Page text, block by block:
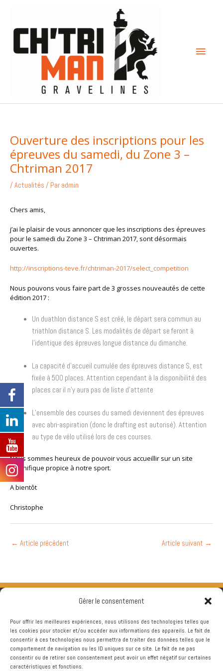
Gérer le consentement
Pour offrir les meilleures expériences, nous utilisons des technologies telles que
les cookies pour stocker et/ou accéder aux informations des appareils. Le fait de
consentir à ces technologies nous permettra de traiter des données telles que le
comportement de navigation ou les ID uniques sur ce site. Le fait de ne pas
consentir ou de retirer son consentement peut avoir un effet négatif sur certaines
caractéristiques et fonctions.
contenu
Ouverture des inscriptions pour les
épreuves du samedi, du Zone 3 –
Chtriman 2017
/Actualités / Par admin
Chers amis,
j’ai le plaisir de vous annoncer que les inscriptions des épreuves
pour le samedi du Zone 3 – Chtriman 2017, sont désormais
ouvertes.
http://inscriptions-teve.fr/chtriman-2017/select_competition
Nous pouvons vous faire part de 3 grosses nouveautés de cette
édition 2017 :
Un duathlon distance S est créé, le départ sera commun au
triathlon distance S. Les modalités de départ se feront à
l’identique des épreuves longue distance du dimanche.
La capacité d’accueil cumulée des épreuves distance S, est
fixée à 500 places. Attention cependant à la disponibilité des
places car il n’y aura pas de liste d’attente
L’ensemble des courses du samedi deviennent des épreuves
avec abri-aspiration (donc le drafting est autorisé). Attention
au type de vélo utilisé lors de ces courses.
Nous sommes heureux de pouvoir vous accueillir sur un site
magnifique propice à notre sport.
A bientôt
Christophe
← Article précédent Article suivant →